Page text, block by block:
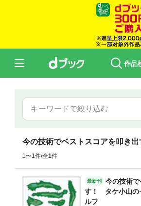
作品
今の技術でベストスコアを叩き
1〜1件/全1件
最新刊
今の技術
す！ タケ小山の
ルフ